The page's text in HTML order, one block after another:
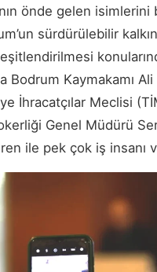
önde gelen
sürdürülebilir
Bodrum Kaymakamı
İhracatçılar Meclisi
Genel Müdürü
ile pek çok iş